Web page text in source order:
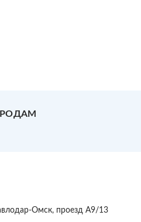
Омск, проезд А9/13